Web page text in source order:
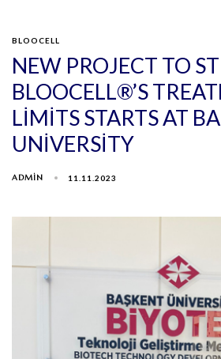
BLOOCELL
NEW PROJECT TO
BLOOCELL®’S
LIMITS STARTS AT
UNIVERSITY
ADMIN 11.11.2023